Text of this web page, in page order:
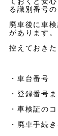
る識別番号の
廃車後に車
があります。
控えておき
・車台番号
・登録番号
・車検証の
・廃車手続